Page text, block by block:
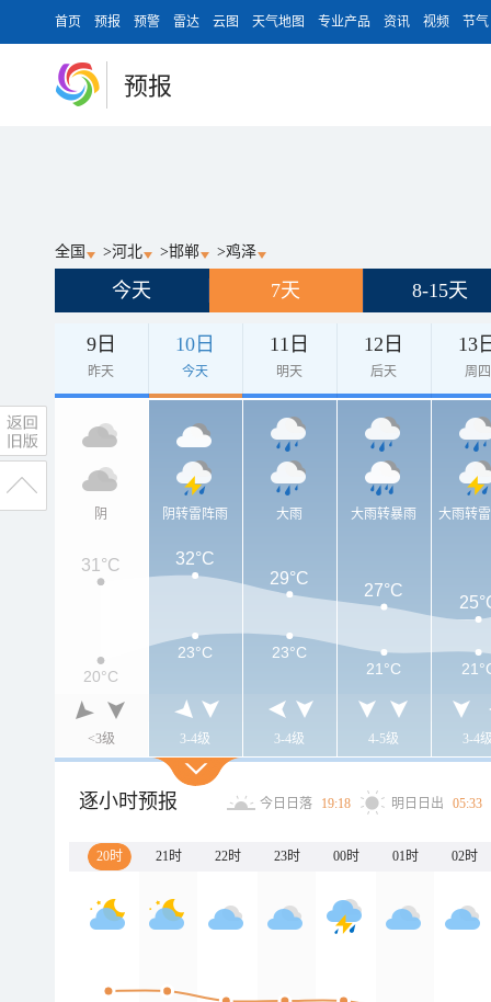
首页 预报 预警 雷达 云图 天气地图 专业产品 资讯 视频 节气
预报
全国 >河北 >邯郸 >鸡泽
今天 7天 8-15天
9日
昨天
10日
今天
11日
明天
12日
后天
13
周四
阴
<3级
阴转雷阵雨
3-4级
大雨
3-4级
大雨转暴雨
4-5级
大雨转
3-4
31°C 32°C
29°C
27°C
20°C
23°C
23°C
21°C
逐小时预报 今日日落 19:18 明日日出 05:33
20时 21时 22时 23时 00时 01时 02时